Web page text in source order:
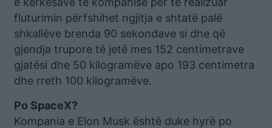
fluturimin përfshihet ngjitja e shtatë palë
shkallëve brenda 90 sekondave si dhe që
gjendja trupore të jetë mes 152 centimetrave
gjatësi dhe 50 kilogramëve apo 193 centimetra
dhe rreth 100 kilogramëve.
Po SpaceX?
Kompania e Elon Musk është duke hyrë po